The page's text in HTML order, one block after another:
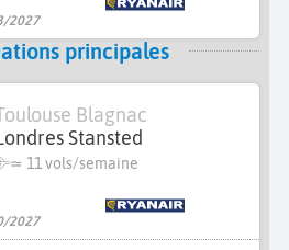
2027
principales
Blagnac
Stansted
≃ 11 vols/semaine
2027